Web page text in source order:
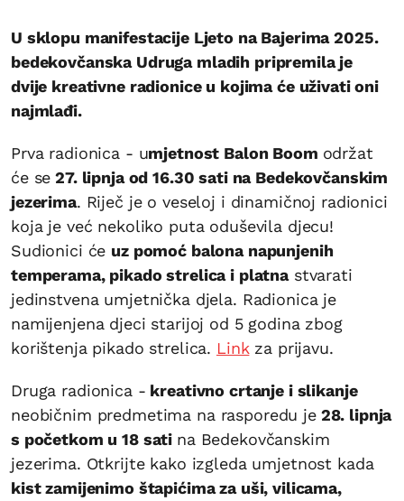
U sklopu manifestacije Ljeto na Bajerima 2025.
bedekovčanska Udruga mladih pripremila je
dvije kreativne radionice u kojima će uživati oni
najmlađi.
Prva radionica - umjetnost Balon Boom održat
će se 27. lipnja od 16.30 sati na Bedekovčanskim
jezerima. Riječ je o veseloj i dinamičnoj radionici
koja je već nekoliko puta oduševila djecu!
Sudionici će uz pomoć balona napunjenih
temperama, pikado strelica i platnastvarati
jedinstvena umjetnička djela. Radionica je
namijenjena djeci starijoj od 5 godina zbog
korištenja pikado strelica. Linkza prijavu.
Druga radionica - kreativno crtanje i slikanje
neobičnim predmetima na rasporedu je28. lipnja
s početkom u 18 sati na Bedekovčanskim
jezerima. Otkrijte kako izgleda umjetnost kada
kist zamijenimo štapićima za uši, vilicama,